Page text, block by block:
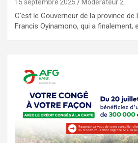
15 septembre 2025 Modérateur 2
C’est le Gouverneur de la province de
Francis Oyinamono, qui a finalement,